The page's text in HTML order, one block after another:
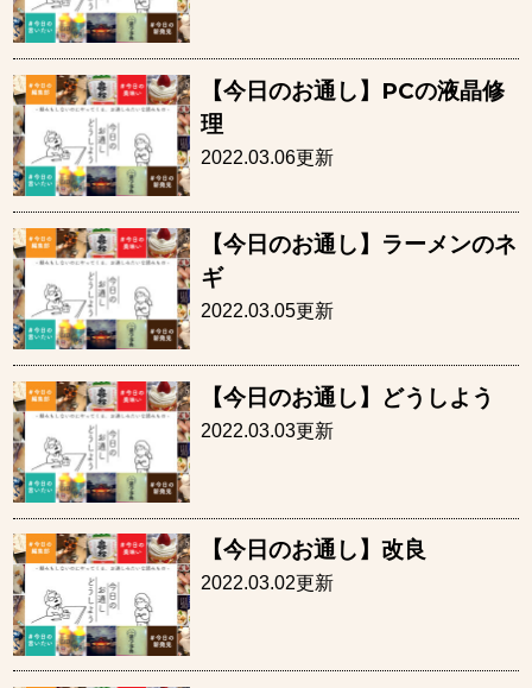
【今日のお通し】PCの液晶修
理
2022.03.06更新
【今日のお通し】ラーメンのネ
ギ
2022.03.05更新
【今日のお通し】どうしよう
2022.03.03更新
【今日のお通し】改良
2022.03.02更新